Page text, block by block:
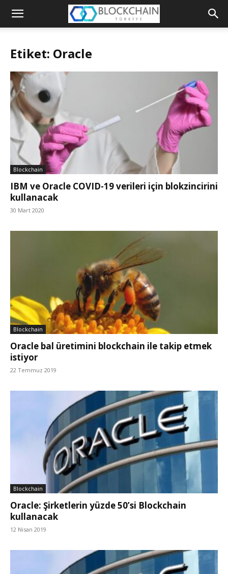
Blockchain
Etiket: Oracle
Blockchain
IBM ve Oracle COVID-19 verileri için blokzincirini
kullanacak
30 Mart 2020
Blockchain
Oracle bal üretimini blockchain ile takip etmek
istiyor
22 Temmuz 2019
Blockchain
Oracle: Şirketlerin yüzde 50’si Blockchain
kullanacak
12 Nisan 2019